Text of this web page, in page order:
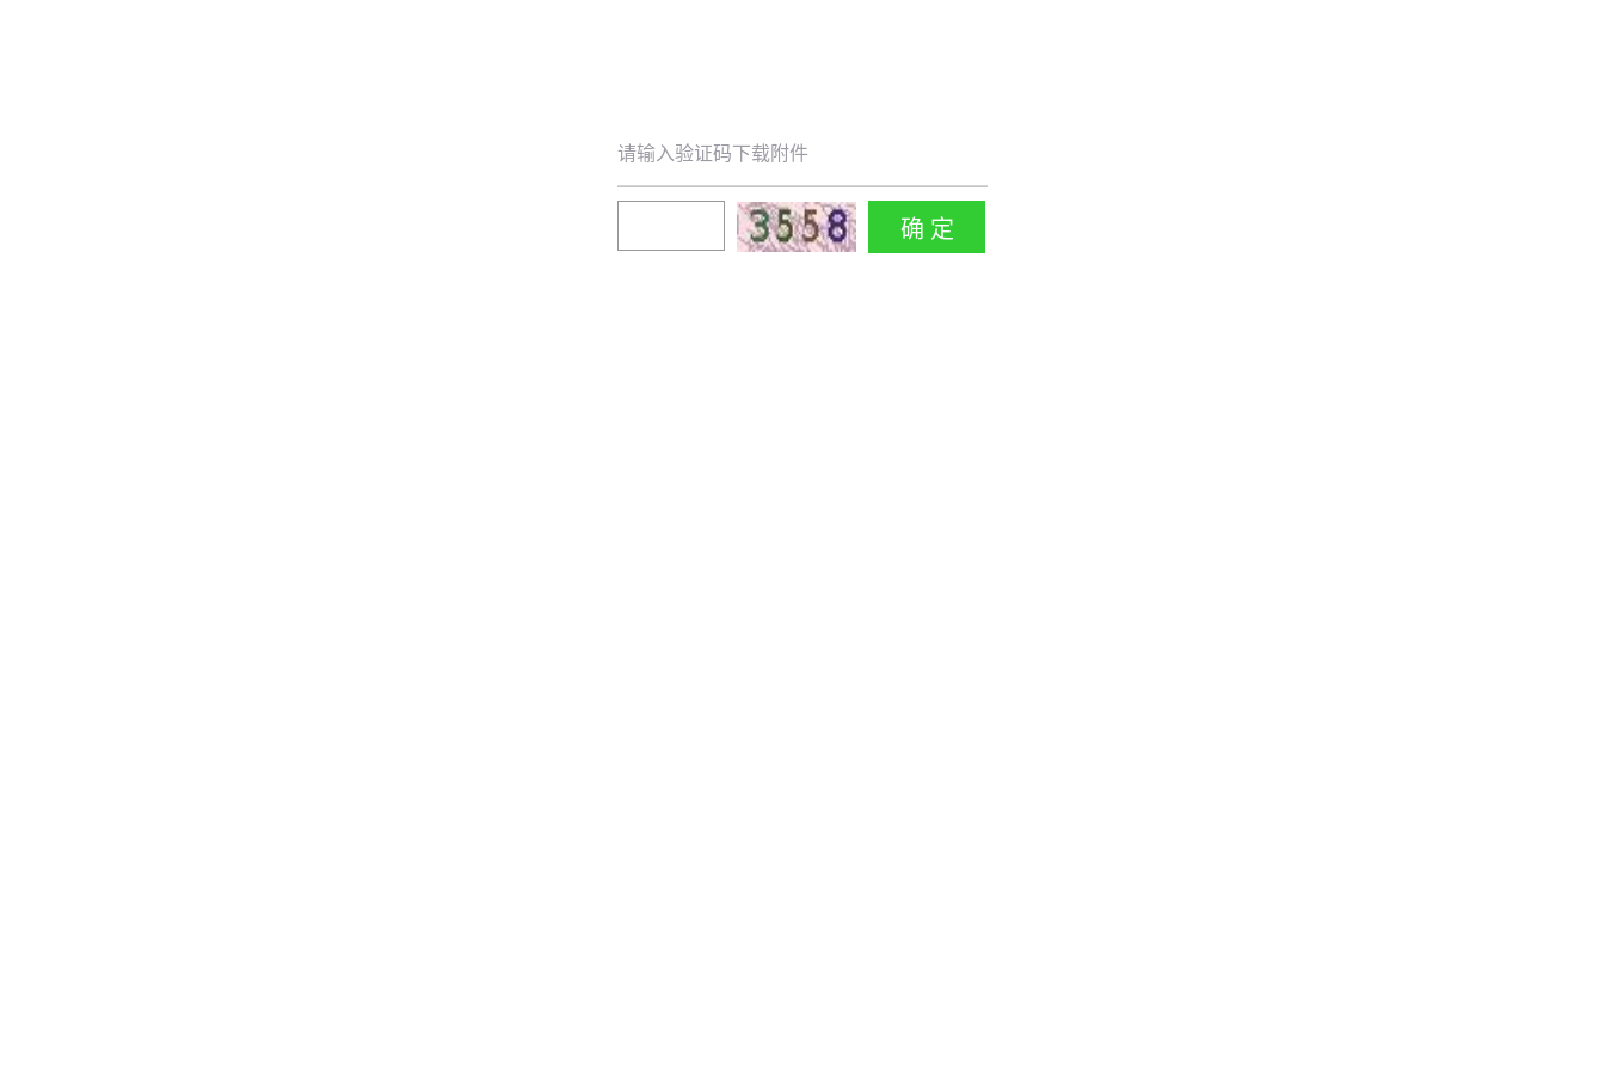
请输入验证码下载附件